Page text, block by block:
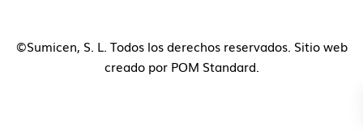
©Sumicen, S. L. Todos los derechos reservados. Sitio web
creado por POM Standard.